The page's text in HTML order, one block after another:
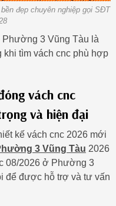
đẹp chuyên nghiệp gọi SĐT
3 Vũng Tàu là
khi tìm vách cnc phù hợp
vách cnc
và hiện đại
kế vách cnc 2026 mới
3 Vũng Tàu 2026
08/2026 ở Phường 3
để được hỗ trợ và tư vấn